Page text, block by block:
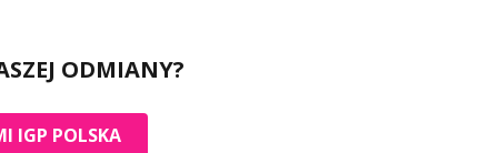
ODMIANY?
IGP POLSKA